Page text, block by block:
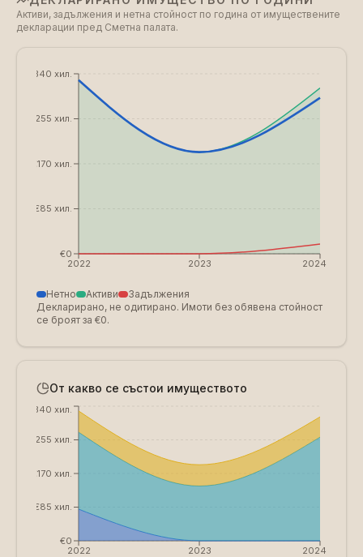
Активи, задължения и нетна стойност по година от имуществените
декларации пред Сметна палата.
2022 2023 2024
€0
€85 хил.
€170 хил.
€255 хил.
€340 хил.
Нетно Активи
Задължения
Декларирано, не одитирано. Имоти без обявена стойност
се броят за €0.
От какво се състои имуществото
2022 2023 2024
€0
€85 хил.
€170 хил.
€255 хил.
€340 хил.